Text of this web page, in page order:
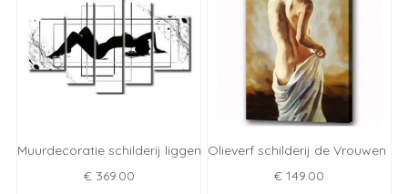
Muurdecoratie schilderij liggende vrouw
€ 369.00
Olieverf schilderij de Vrouwen
€ 149.00